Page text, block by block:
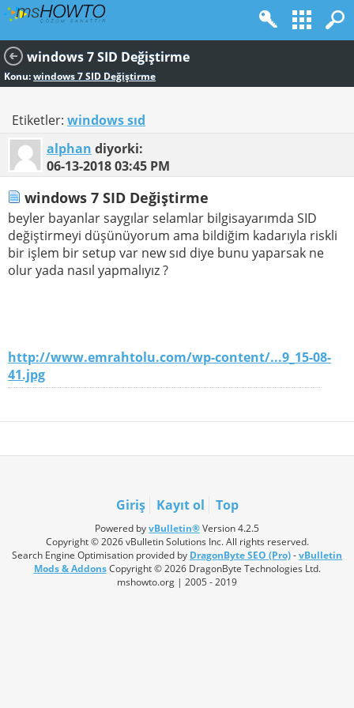
windows 7 SID Değiştirme
Konu:windows 7 SID Değiştirme
Etiketler: windows sıd
alphan diyorki:
06-13-201803:45 PM
windows 7 SID Değiştirme
beyler bayanlar saygılar selamlar bilgisayarımda SID
değiştirmeyi düşünüyorum ama bildiğim kadarıyla riskli
bir işlem bir setup var new sıd diye bunu yaparsak ne
olur yada nasıl yapmalıyız ?
http://www.emrahtolu.com/wp-content/...9_15-08-
41.jpg
Giriş Kayıt ol Top
Powered byvBulletin®Version 4.2.5
Copyright © 2026 vBulletin Solutions Inc. All rights reserved.
Search Engine Optimisation provided by DragonByte SEO (Pro)-vBulletin
Mods & AddonsCopyright © 2026 DragonByte Technologies Ltd.
mshowto.org | 2005 - 2019